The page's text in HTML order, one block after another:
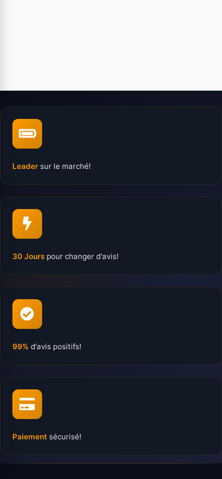
Leader sur le marché!
30 Jours pour changer d'avis!
99% d'avis positifs!
Paiement sécurisé!